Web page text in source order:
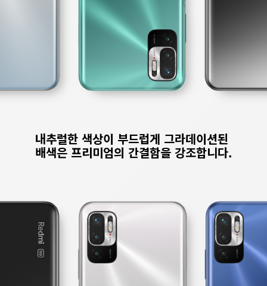
내추럴한 색상이 부드럽게 그라데이션된
배색은 프리미엄의 간결함을 강조합니다.